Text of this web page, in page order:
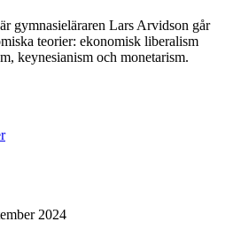
gymnasieläraren Lars Arvidson går
teorier: ekonomisk liberalism
keynesianism och monetarism.
2024